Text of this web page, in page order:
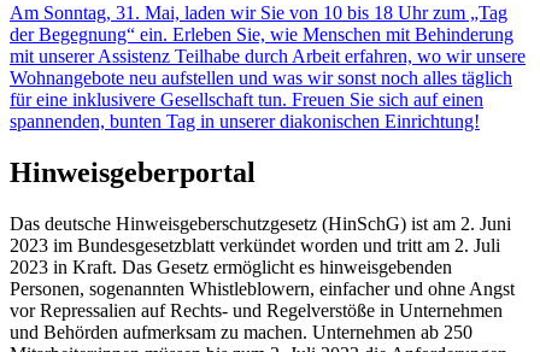
Am Sonntag, 31. Mai, laden wir Sie von 10 bis 18 Uhr zum „Tag
der Begegnung“ ein. Erleben Sie, wie Menschen mit Behinderung
mit unserer Assistenz Teilhabe durch Arbeit erfahren, wo wir unsere
Wohnangebote neu aufstellen und was wir sonst noch alles täglich
für eine inklusivere Gesellschaft tun. Freuen Sie sich auf einen
spannenden, bunten Tag in unserer diakonischen Einrichtung!
Hinweisgeberportal
Das deutsche Hinweisgeberschutzgesetz (HinSchG) ist am 2. Juni
2023 im Bundesgesetzblatt verkündet worden und tritt am 2. Juli
2023 in Kraft. Das Gesetz ermöglicht es hinweisgebenden
Personen, sogenannten Whistleblowern, einfacher und ohne Angst
vor Repressalien auf Rechts- und Regelverstöße in Unternehmen
und Behörden aufmerksam zu machen. Unternehmen ab 250